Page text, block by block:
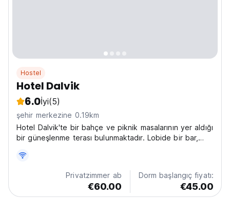
Hostel
Hotel Dalvik
6.0İyi(5)
şehir merkezine 0.19km
Hotel Dalvik'te bir bahçe ve piknik masalarının yer aldığı
bir güneşlenme terası bulunmaktadır. Lobide bir bar,
bulunmaktadır.
Privatzimmer ab
€60.00
Dorm başlangıç fiyatı:
€45.00